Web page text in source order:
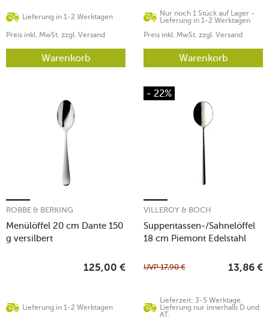
Lieferung in 1-2 Werktagen
Preis inkl. MwSt. zzgl. Versand
Warenkorb
Nur noch 1 Stück auf Lager -
Lieferung in 1-2 Werktagen
Preis inkl. MwSt. zzgl. Versand
Warenkorb
Menülöffel 20 cm Dante 150
g versilbert
ROBBE & BERKING
Lieferung in 1-2 Werktagen
125,00 €
- 22%
Suppentassen-/Sahnelöffel
18 cm Piemont Edelstahl
VILLEROY & BOCH
Lieferzeit: 3-5 Werktage.
Lieferung nur innerhalb D und
AT.
UVP17,90 € 13,86 €